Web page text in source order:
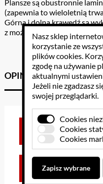
Plansze są obustronnie
(zapewnia to wieloletnią
Górna i dolna krawędź są
z możliwością zawieszenia.
OPINIE KLIENTÓW
Brak opinii dla
Zaloguj się, aby
Nasz sklep
korzystanie ze
plików cookies.
zgodę na używanie
aktualnymi
Jeżeli nie zgadzasz
swojej przeglądarki.
Cookies
Cookies
Cookies
Zapisz wybrane